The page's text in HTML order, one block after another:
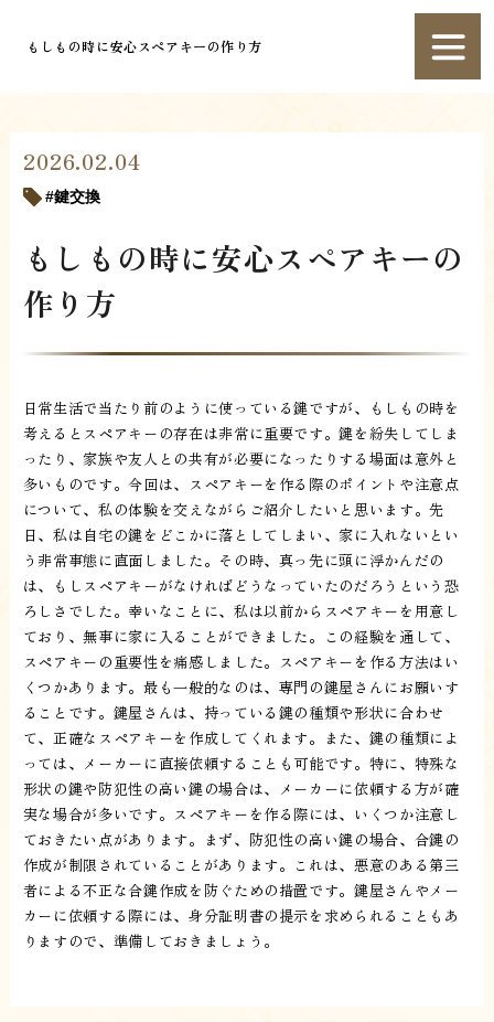
もしもの時に安心スペアキーの作り方
2026.02.04
鍵交換
もしもの時に安心スペアキーの
作り方
日常生活で当たり前のように使っている鍵ですが、もしもの時を
考えるとスペアキーの存在は非常に重要です。鍵を紛失してしま
ったり、家族や友人との共有が必要になったりする場面は意外と
多いものです。今回は、スペアキーを作る際のポイントや注意点
について、私の体験を交えながらご紹介したいと思います。先
日、私は自宅の鍵をどこかに落としてしまい、家に入れないとい
う非常事態に直面しました。その時、真っ先に頭に浮かんだの
は、もしスペアキーがなければどうなっていたのだろうという恐
ろしさでした。幸いなことに、私は以前からスペアキーを用意し
ており、無事に家に入ることができました。この経験を通して、
スペアキーの重要性を痛感しました。スペアキーを作る方法はい
くつかあります。最も一般的なのは、専門の鍵屋さんにお願いす
ることです。鍵屋さんは、持っている鍵の種類や形状に合わせ
て、正確なスペアキーを作成してくれます。また、鍵の種類によ
っては、メーカーに直接依頼することも可能です。特に、特殊な
形状の鍵や防犯性の高い鍵の場合は、メーカーに依頼する方が確
実な場合が多いです。スペアキーを作る際には、いくつか注意し
ておきたい点があります。まず、防犯性の高い鍵の場合、合鍵の
作成が制限されていることがあります。これは、悪意のある第三
者による不正な合鍵作成を防ぐための措置です。鍵屋さんやメー
カーに依頼する際には、身分証明書の提示を求められることもあ
りますので、準備しておきましょう。